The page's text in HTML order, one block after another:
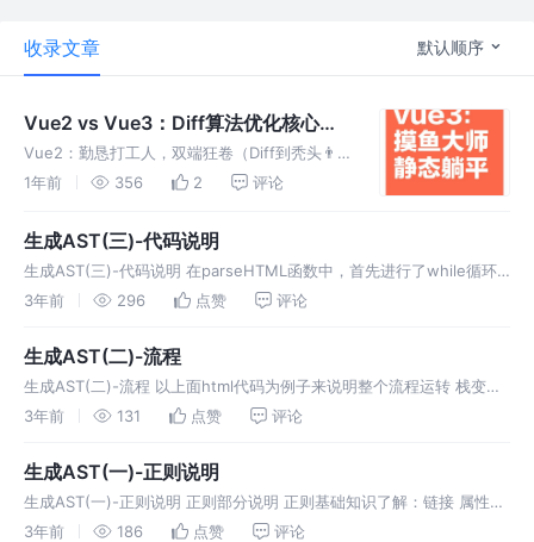
收录文章 默认顺序
Vue2 vs Vue3：Diff算法优化核心解
析
Vue2：勤恳打工人，双端狂卷（Diff到秃头👨
🦲） Vue3：摸鱼大师，静态躺平（复用！勿
鱼。 前言 通过这篇文章你可以了解到这些内容
1年前 356 2 评论
生成AST(三)-代码说明
生成AST(三)-代码说明 在parseHTML函数中，首先进行了while循环
处理，等循环处理之后执行了parseEndTag函数来清除掉多余的标签字
3年前 296 点赞 评论
生成AST(二)-流程
生成AST(二)-流程 以上面html代码为例子来说明整个流程运转 栈变化
图 drawio 各项指标变化表 循环次数 操作 stack html 1 匹配到了开始
3年前 131 点赞 评论
生成AST(一)-正则说明
生成AST(一)-正则说明 正则部分说明 正则基础知识了解：链接 属性匹
配attribute const attribute = /^\s*([^\s"'<>\/=]+)(?:\s*(=)\s*(?:
3年前 186 点赞 评论